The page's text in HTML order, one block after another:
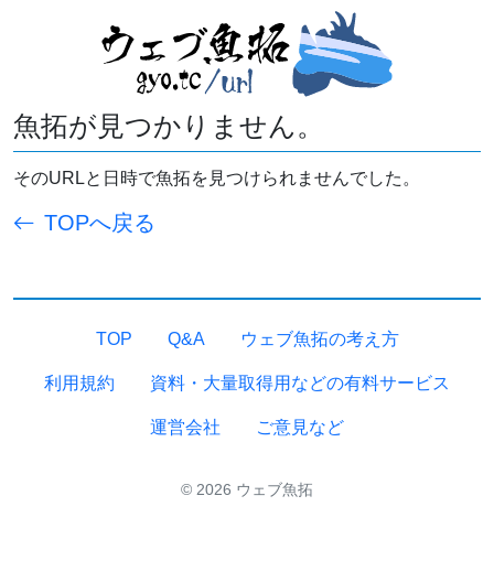
魚拓が見つかりません。
そのURLと日時で魚拓を見つけられませんでした。
TOPへ戻る
TOP Q&A ウェブ魚拓の考え方
利用規約 資料・大量取得用などの有料サービス
運営会社 ご意見など
© 2026 ウェブ魚拓